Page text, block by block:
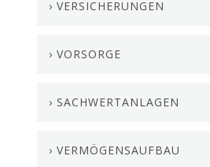
› VERSICHERUNGEN
› VORSORGE
› SACHWERTANLAGEN
› VERMÖGENSAUFBAU